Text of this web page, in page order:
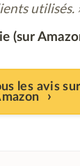
utilisés.
(sur
les avis sur